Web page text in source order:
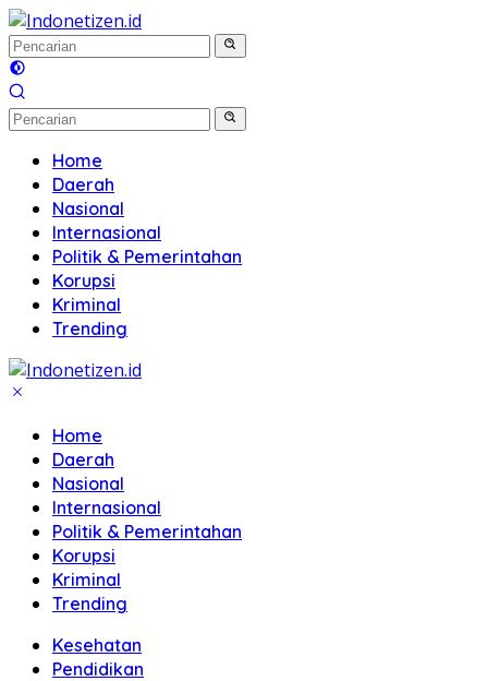
Langsung
ke
konten
Home
Daerah
Nasional
Internasional
Politik & Pemerintahan
Korupsi
Kriminal
Trending
Home
Daerah
Nasional
Internasional
Politik & Pemerintahan
Korupsi
Kriminal
Trending
Kesehatan
Pendidikan